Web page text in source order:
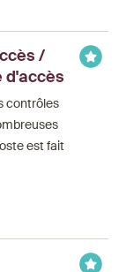
/
d'accès
contrôles
est fait